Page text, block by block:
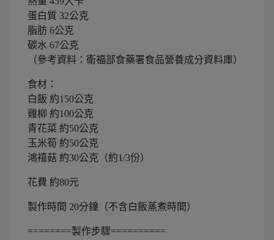
蛋白質 32公克
脂肪 6公克
碳水 67公克
（參考資料：衛福部食藥署食品營養成分資料庫）
食材：
白飯 約150公克
雞柳 約100公克
青花菜 約50公克
玉米筍 約50公克
鴻禧菇 約30公克（約1/3份）
花費 約80元
製作時間 20分鐘（不含白飯蒸煮時間）
========製作步驟==========